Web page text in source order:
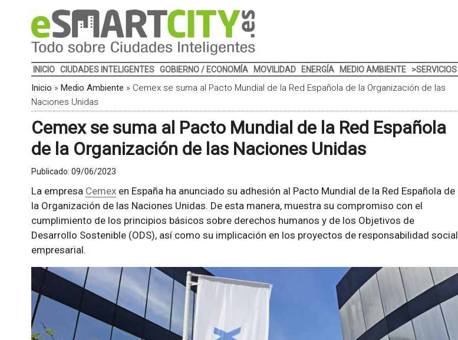
INICIO CIUDADES INTELIGENTES GOBIERNO / ECONOMÍA MOVILIDAD ENERGÍA MEDIO AMBIENTE >SERVICIOS
Inicio » Medio Ambiente » Cemex se suma al Pacto Mundial de la Red Española de la Organización de las
Naciones Unidas
Cemex se suma al Pacto Mundial de la Red Española
de la Organización de las Naciones Unidas
Publicado: 09/06/2023
La empresa Cemexen España ha anunciado su adhesión al Pacto Mundial de la Red Española de
la Organización de las Naciones Unidas. De esta manera, muestra su compromiso con el
cumplimiento de los principios básicos sobre derechos humanos y de los Objetivos de
Desarrollo Sostenible (ODS), así como su implicación en los proyectos de responsabilidad social
empresarial.